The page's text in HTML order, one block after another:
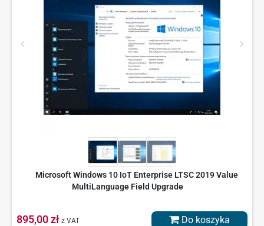
Microsoft Windows 10 IoT Enterprise LTSC 2019 Value
MultiLanguage Field Upgrade
895,00 zł z VAT Do koszyka